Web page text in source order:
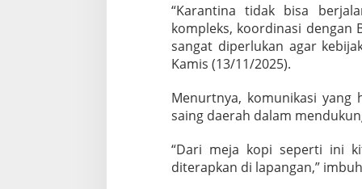
e
n
g
a
w
s
a
n
o
m
“Karantina tidak bisa
kompleks, koordinasi dengan
sangat diperlukan agar
Kamis (13/11/2025).
Menurtnya, komunikasi yang
saing daerah dalam
“Dari meja kopi seperti ini
diterapkan di lapangan,”